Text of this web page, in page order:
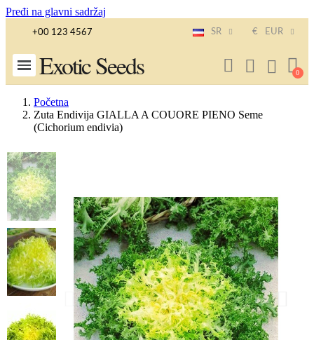
Pređi na glavni sadržaj
+00 123 4567 SR € EUR
Exotic Seeds
Početna
Zuta Endivija GIALLA A COUORE PIENO Seme
(Cichorium endivia)